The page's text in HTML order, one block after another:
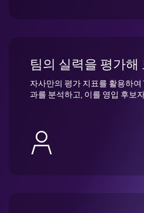
팀의 실력을 평가해
자사만의 평가 지표를 활용하여
과를 분석하고, 이를 영입 후보